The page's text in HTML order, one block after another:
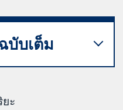
บับเต็ม
ะ